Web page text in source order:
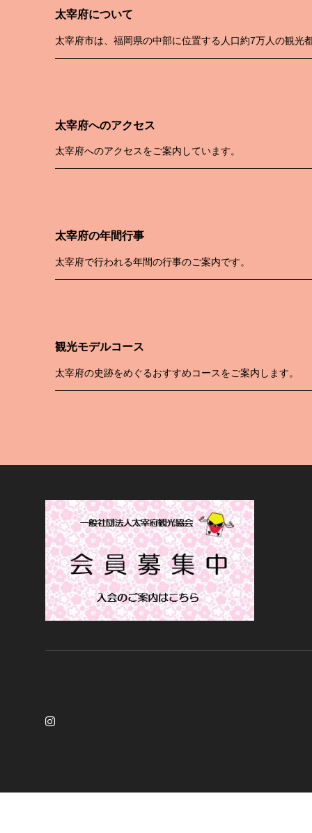
太宰府について
太宰府市は、福岡県の中部に位置する人口約7万人の観光
太宰府へのアクセス
太宰府へのアクセスをご案内しています。
太宰府の年間行事
太宰府で行われる年間の行事のご案内です。
観光モデルコース
太宰府の史跡をめぐるおすすめコースをご案内します。